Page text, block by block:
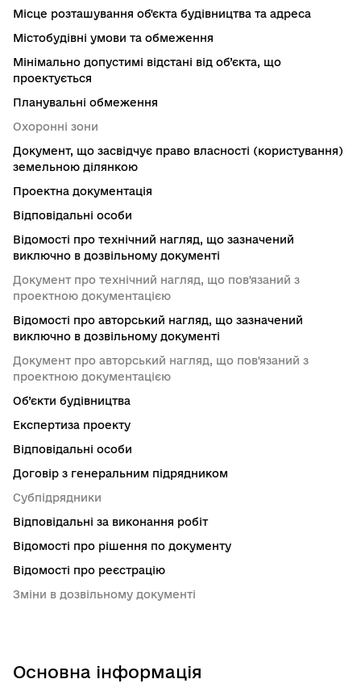
Основна інформація
Місце розташування об'єкта будівництва та адреса
Містобудівні умови та обмеження
Мінімально допустимі відстані від об’єкта, що
проектується
Планувальні обмеження
Охоронні зони
Документ, що засвідчує право власності (користування)
земельною ділянкою
Проектна документація
Відповідальні особи
Відомості про технічний нагляд, що зазначений
виключно в дозвільному документі
Документ про технічний нагляд, що пов'язаний з
проектною документацією
Відомості про авторський нагляд, що зазначений
виключно в дозвільному документі
Документ про авторський нагляд, що пов'язаний з
проектною документацією
Об’єкти будівництва
Експертиза проекту
Відповідальні особи
Договір з генеральним підрядником
Субпідрядники
Відповідальні за виконання робіт
Відомості про рішення по документу
Відомості про реєстрацію
Зміни в дозвільному документі